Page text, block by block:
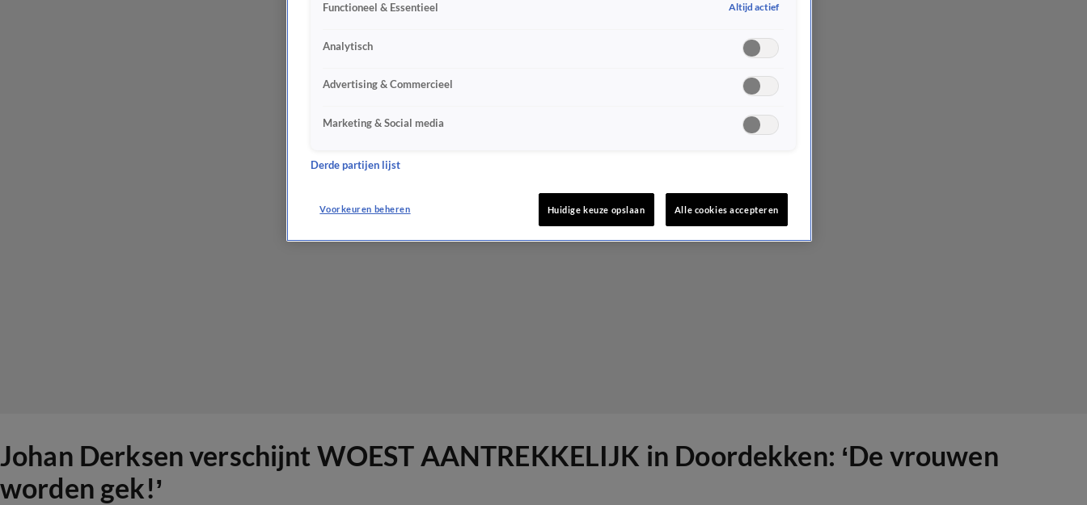
Johan Derksen verschijnt WOEST AANTREKKELIJK in Doordekken: ‘De vrouwen
worden gek!’
Functioneel & Essentieel Altijd actief
Analytisch
Advertising & Commercieel
Marketing & Social media
Derde partijen lijst
Voorkeuren beheren Huidige keuze opslaan Alle cookies accepteren